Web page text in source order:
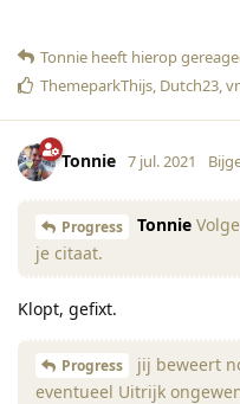
Tonnie heeft hierop
ThemeparkThijs, Dutch23,
Tonnie 7 jul. 2021
Progress Tonnie
je citaat.
Klopt, gefixt.
Progress
jij beweert
eventueel Uitrijk